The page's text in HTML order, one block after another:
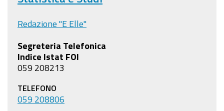
Redazione "E Elle"
Segreteria Telefonica
Indice Istat FOI
059 208213
TELEFONO
059 208806